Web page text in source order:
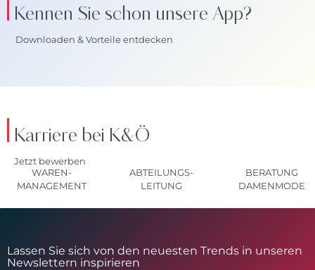
Kennen Sie schon unsere App?
Downloaden & Vorteile entdecken
Karriere bei K&Ö
Jetzt bewerben
WAREN-
MANAGEMENT
ABTEILUNGS-
LEITUNG
BERATUNG
DAMENMODE
Lassen Sie sich von den neuesten Trends in unseren
Newslettern inspirieren